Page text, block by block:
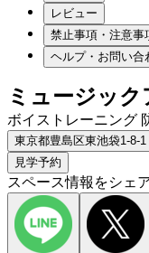
レビュー
禁止事項・注意事
ヘルプ・お問い合
ミュージッ
ボイストレーニング
東京都豊島区東池袋1-8-1
見学予約
スペース情報をシェ